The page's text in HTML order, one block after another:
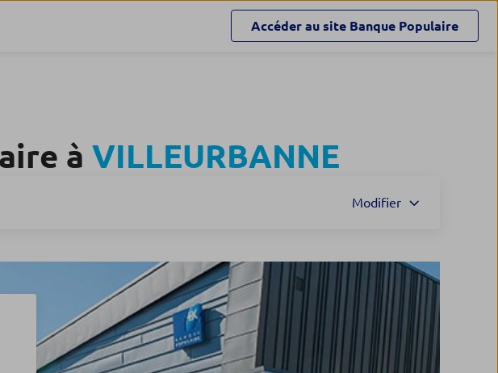
Accéder au site Banque Populaire
à VILLEURBANNE
Modifier